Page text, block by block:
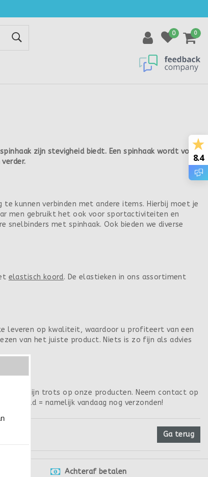
0 0
zijn stevigheid biedt. Een spinhaak wordt voor
kunnen verbinden met andere items. Hierbij moet je
men gebruikt het ook voor sportactiviteiten en
met spinhaak. Ook bieden we diverse
elastisch koord. De elastieken in ons assortiment
leveren op kwaliteit, waardoor u profiteert van een
van het juiste product. Niets is zo fijn als advies
zijn trots op onze producten. Neem contact op
= namelijk vandaag nog verzonden!
Ga terug
Achteraf betalen
8.4